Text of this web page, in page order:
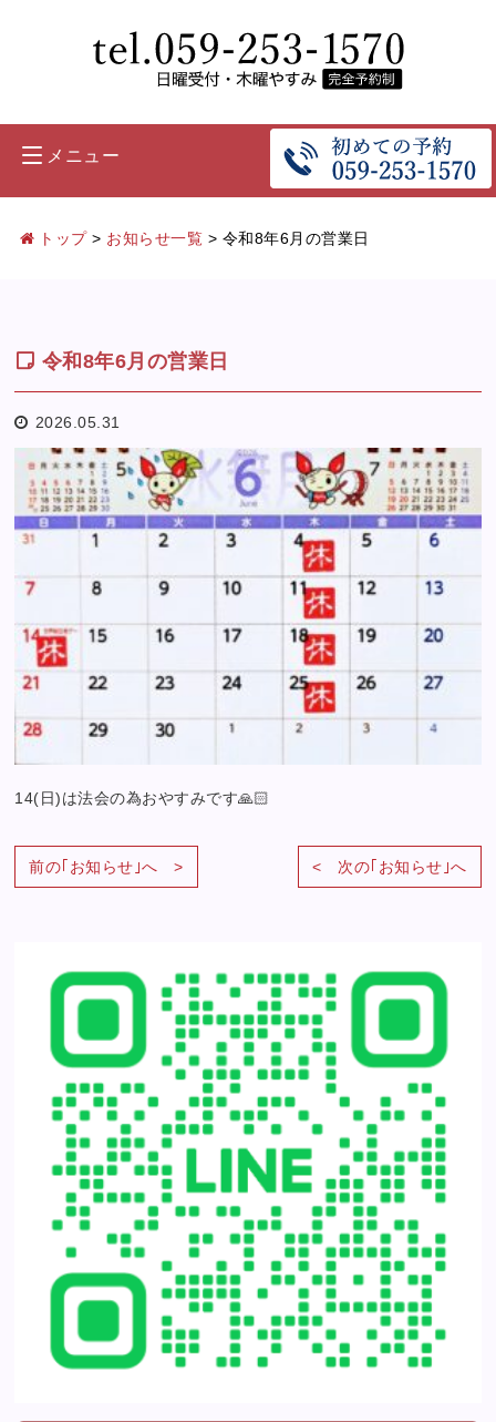
メニュー
トップ> お知らせ一覧 > 令和8年6月の営業日
令和8年6月の営業日
2026.05.31
14(日)は法会の為おやすみです🙏🏻
前の｢お知らせ｣へ > < 次の｢お知らせ｣へ